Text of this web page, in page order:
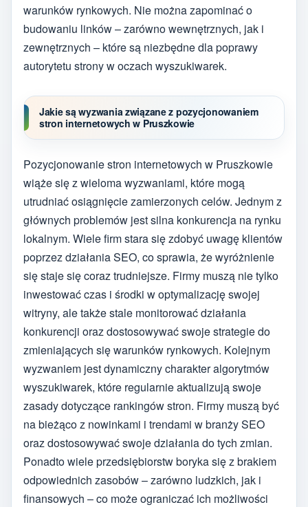
warunków rynkowych. Nie można zapominać o
budowaniu linków – zarówno wewnętrznych, jak i
zewnętrznych – które są niezbędne dla poprawy
autorytetu strony w oczach wyszukiwarek.
Jakie są wyzwania związane z pozycjonowaniem
stron internetowych w Pruszkowie
Pozycjonowanie stron internetowych w Pruszkowie
wiąże się z wieloma wyzwaniami, które mogą
utrudniać osiągnięcie zamierzonych celów. Jednym z
głównych problemów jest silna konkurencja na rynku
lokalnym. Wiele firm stara się zdobyć uwagę klientów
poprzez działania SEO, co sprawia, że wyróżnienie
się staje się coraz trudniejsze. Firmy muszą nie tylko
inwestować czas i środki w optymalizację swojej
witryny, ale także stale monitorować działania
konkurencji oraz dostosowywać swoje strategie do
zmieniających się warunków rynkowych. Kolejnym
wyzwaniem jest dynamiczny charakter algorytmów
wyszukiwarek, które regularnie aktualizują swoje
zasady dotyczące rankingów stron. Firmy muszą być
na bieżąco z nowinkami i trendami w branży SEO
oraz dostosowywać swoje działania do tych zmian.
Ponadto wiele przedsiębiorstw boryka się z brakiem
odpowiednich zasobów – zarówno ludzkich, jak i
finansowych – co może ograniczać ich możliwości